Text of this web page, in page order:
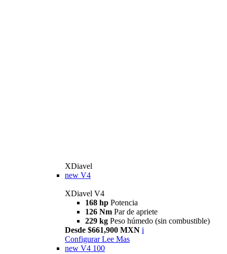
XDiavel
new V4
XDiavel V4
168 hp Potencia
126 Nm Par de apriete
229 kg Peso húmedo (sin combustible)
Desde $661,900 MXN i
Configurar Lee Mas
new V4 100